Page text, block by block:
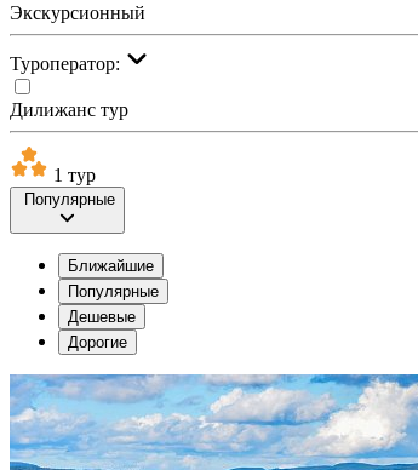
Экскурсионный
Туроператор:
Дилижанс тур
1 тур
Популярные
Ближайшие
Популярные
Дешевые
Дорогие